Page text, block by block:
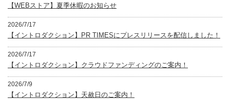
【WEBストア】夏季休暇のお知らせ
2026/7/17
【イントロダクション】PR TIMESにプレスリリースを配信しました！
2026/7/17
【イントロダクション】クラウドファンディングのご案内！
2026/7/9
【イントロダクション】天赦日のご案内！